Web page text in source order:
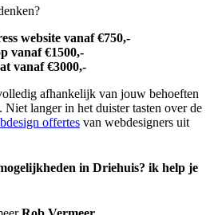
website vanaf €750,-
vanaf €1500,-
vanaf €3000,-
afhankelijk van jouw behoeften
langer in het duister tasten over de
offertes van webdesigners uit
in Driehuis? ik help je